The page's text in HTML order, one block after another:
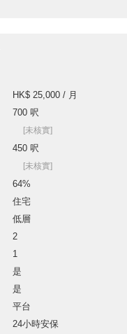
HK$ 25,000 / 月
700 呎
[未核實]
450 呎
[未核實]
64%
住宅
低層
2
1
是
是
平台
24小時安保